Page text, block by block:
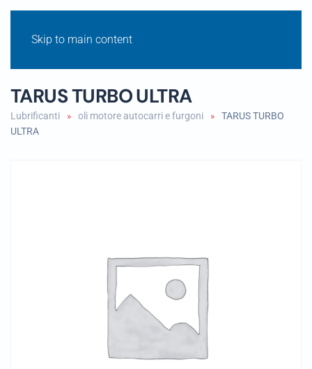
Skip to main content
TARUS TURBO ULTRA
Lubrificanti oli motore autocarri e furgoni
TARUS TURBO
ULTRA